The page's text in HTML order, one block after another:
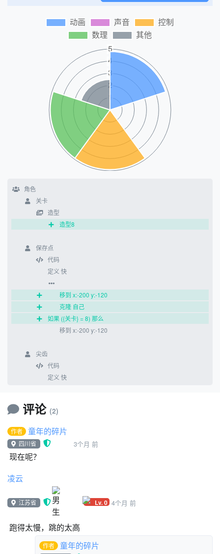
角色
关卡
造型
造型8
保存点
代码
定义 快
移到 x:-200 y:-120
克隆 自己
如果 ({关卡} = 8) 那么
移到 x:-200 y:-120
尖齿
代码
定义 快
评论 (2)
作者 童年的碎片
四川省 3个月 前
现在呢？
凌云
江苏省 Lv. 0 4个月 前
跑得太慢，跳的太高
作者 童年的碎片